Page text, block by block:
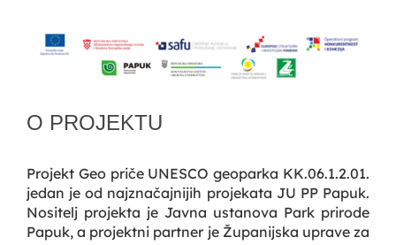
O PROJEKTU
Projekt Geo priče UNESCO geoparka KK.06.1.2.01.
jedan je od najznačajnijih projekata JU PP Papuk.
Nositelj projekta je Javna ustanova Park prirode
Papuk, a projektni partner je Županijska uprave za